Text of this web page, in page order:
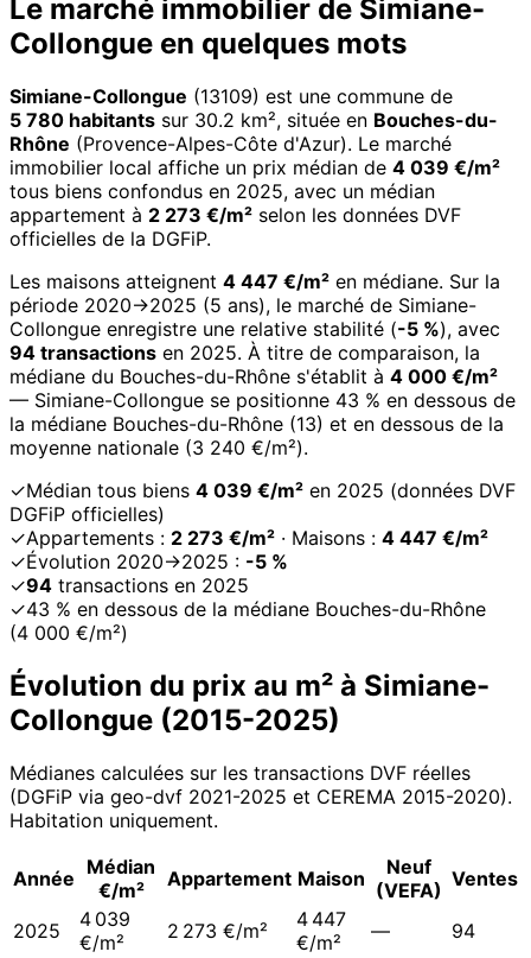
Le marché immobilier de Simiane-
Collongue en quelques mots
Simiane-Collongue (13109) est une commune de
5 780 habitants sur 30.2 km², située en Bouches-du-
Rhône (Provence-Alpes-Côte d'Azur). Le marché
immobilier local affiche un prix médian de 4 039 €/m²
tous biens confondus en 2025, avec un médian
appartement à 2 273 €/m² selon les données DVF
officielles de la DGFiP.
Les maisons atteignent 4 447 €/m² en médiane. Sur la
période 2020→2025 (5 ans), le marché de Simiane-
Collongue enregistre une relative stabilité (-5 %), avec
94 transactions en 2025. À titre de comparaison, la
médiane du Bouches-du-Rhône s'établit à 4 000 €/m²
— Simiane-Collongue se positionne 43 % en dessous de
la médiane Bouches-du-Rhône (13) et en dessous de la
moyenne nationale (3 240 €/m²).
✓Médian tous biens 4 039 €/m² en 2025 (données DVF
DGFiP officielles)
✓Appartements : 2 273 €/m² · Maisons : 4 447 €/m²
✓Évolution 2020→2025 : -5 %
✓94 transactions en 2025
✓43 % en dessous de la médiane Bouches-du-Rhône
(4 000 €/m²)
Évolution du prix au m² à Simiane-
Collongue (2015-2025)
Médianes calculées sur les transactions DVF réelles
(DGFiP via geo-dvf 2021-2025 et CEREMA 2015-2020).
Habitation uniquement.
Année Médian
€/m²
Appartement Maison
Neuf
(VEFA) Ventes
2025
4 039
€/m²
2 273 €/m²
4 447
€/m²
— 94